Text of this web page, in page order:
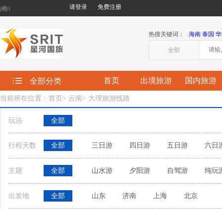
! 请登录 免费注册
热搜关键词： 海南 泰国
全部
全部分类 首页 出境旅游 国内旅游
当前所在位置：首页 > 云南> 大理旅游线路
玩法 全部
行程天数 全部 三日游 四日游 五日游 六日
主题 全部 山水游 夕阳游 自驾游 纯玩
出发地 全部 山东 济南 上海 北京